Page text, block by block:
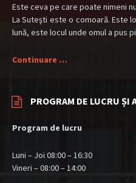
Este ceva pe care poate nimeni
La Suteşti este o comoară. Este
lună, este locul unde omul a pus
Continuare …
PROGRAM DE LUCRU ȘI
Program de lucru
Luni – Joi 08:00 – 16:30
Vineri – 08:00 – 14:00